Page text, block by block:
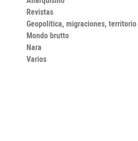
Revistas
Geopolítica, migraciones,
Mondo brutto
Nara
Varios